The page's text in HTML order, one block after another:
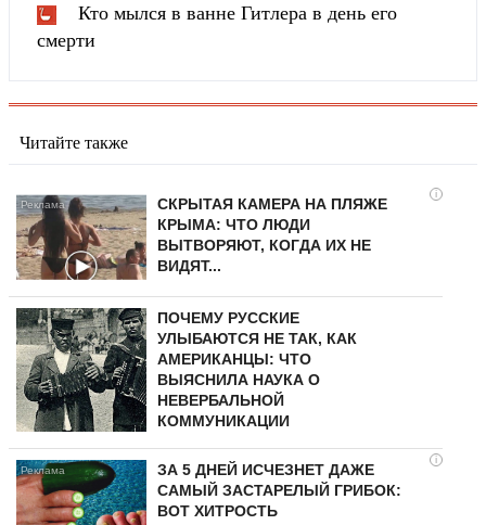
Кто мылся в ванне Гитлера в день его
смерти
Читайте также
i
СКРЫТАЯ КАМЕРА НА ПЛЯЖЕ
КРЫМА: ЧТО ЛЮДИ
ВЫТВОРЯЮТ, КОГДА ИХ НЕ
ВИДЯТ...
ПОЧЕМУ РУССКИЕ
УЛЫБАЮТСЯ НЕ ТАК, КАК
АМЕРИКАНЦЫ: ЧТО
ВЫЯСНИЛА НАУКА О
НЕВЕРБАЛЬНОЙ
КОММУНИКАЦИИ
i
ЗА 5 ДНЕЙ ИСЧЕЗНЕТ ДАЖЕ
САМЫЙ ЗАСТАРЕЛЫЙ ГРИБОК:
ВОТ ХИТРОСТЬ